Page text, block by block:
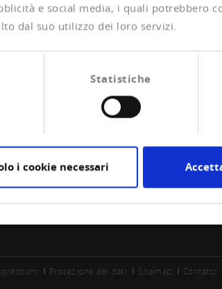
e social media, i quali potrebbero
dal suo utilizzo dei loro servizi.
Statistiche
i cookie necessari
Protezione dei dati Sitemap Contatto